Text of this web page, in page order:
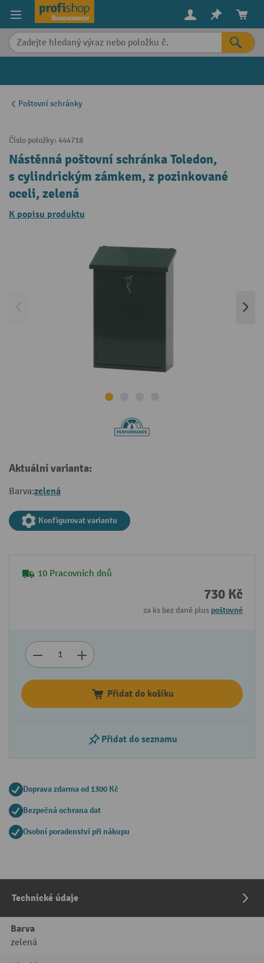
content
Poštovní schránky
Číslo položky: 444718
Nástěnná poštovní schránka Toledon,
s cylindrickým zámkem, z pozinkované
oceli, zelená
K popisu produktu
Aktuální varianta:
Barva:zelená
Konfigurovat variantu
10 Pracovních dnů
730 Kč
za ks bez daně plus poštovné
Přidat do košíku
Přidat do seznamu
Doprava zdarma od 1300 Kč
Bezpečná ochrana dat
Osobní poradenství při nákupu
Technické údaje
Barva
zelená